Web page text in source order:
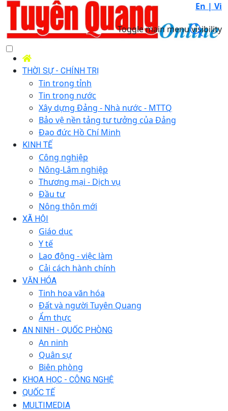
En | Vi
Toggle main menu visibility
THỜI SỰ - CHÍNH TRỊ
Tin trong tỉnh
Tin trong nước
Xây dựng Đảng - Nhà nước - MTTQ
Bảo vệ nền tảng tư tưởng của Đảng
Đạo đức Hồ Chí Minh
KINH TẾ
Công nghiệp
Nông-Lâm nghiệp
Thương mại - Dịch vụ
Đầu tư
Nông thôn mới
XÃ HỘI
Giáo dục
Y tế
Lao động - việc làm
Cải cách hành chính
VĂN HÓA
Tinh hoa văn hóa
Đất và người Tuyên Quang
Ẩm thực
AN NINH - QUỐC PHÒNG
An ninh
Quân sự
Biên phòng
KHOA HỌC - CÔNG NGHỆ
QUỐC TẾ
MULTIMEDIA